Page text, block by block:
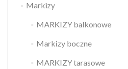
Markizy
MARKIZY balkonowe
Markizy boczne
MARKIZY tarasowe